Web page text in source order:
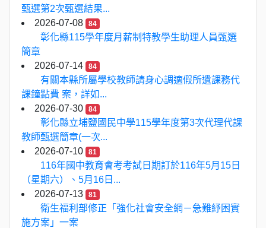
甄選第2次甄選結果...
2026-07-08
84
彰化縣115學年度月薪制特教學生助理人員甄選
簡章
2026-07-14
84
有關本縣所屬學校教師請身心調適假所遺課務代
課鐘點費 案，詳如...
2026-07-30
84
彰化縣立埔鹽國民中學115學年度第3次代理代課
教師甄選簡章(一次...
2026-07-10
81
116年國中教育會考考試日期訂於116年5月15日
（星期六）、5月16日...
2026-07-13
81
衛生福利部修正「強化社會安全網－急難紓困實
施方案」一案